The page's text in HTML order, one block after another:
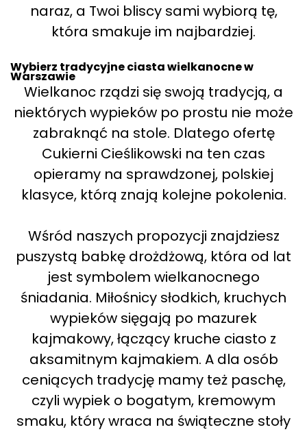
naraz, a Twoi bliscy sami wybiorą tę,
która smakuje im najbardziej.
Wybierz tradycyjne ciasta wielkanocne w
Warszawie
Wielkanoc rządzi się swoją tradycją, a
niektórych wypieków po prostu nie może
zabraknąć na stole. Dlatego ofertę
Cukierni Cieślikowski na ten czas
opieramy na sprawdzonej, polskiej
klasyce, którą znają kolejne pokolenia.
Wśród naszych propozycji znajdziesz
puszystą babkę drożdżową, która od lat
jest symbolem wielkanocnego
śniadania. Miłośnicy słodkich, kruchych
wypieków sięgają po mazurek
kajmakowy, łączący kruche ciasto z
aksamitnym kajmakiem. A dla osób
ceniących tradycję mamy też paschę,
czyli wypiek o bogatym, kremowym
smaku, który wraca na świąteczne stoły